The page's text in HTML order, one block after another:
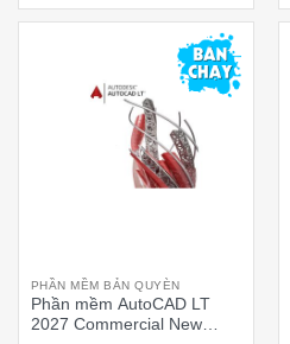
PHẦN MỀM BẢN QUYÈN
Phần mềm AutoCAD LT
2027 Commercial New